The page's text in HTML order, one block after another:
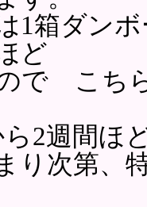
1箱ダン
ど
で こち
2週間ほ
り次第、